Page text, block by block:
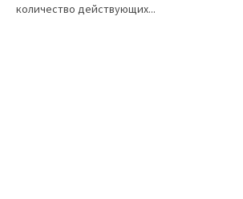
количество действующих...